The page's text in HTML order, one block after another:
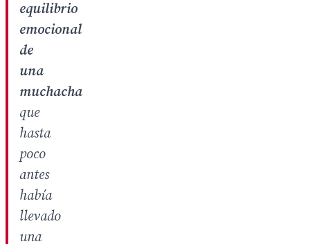
equilibrio
emocional
de
una
muchacha
que
hasta
poco
antes
había
llevado
una